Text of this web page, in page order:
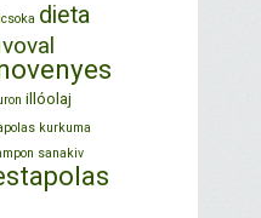
dieta
illóolaj
kurkuma
sanakiv